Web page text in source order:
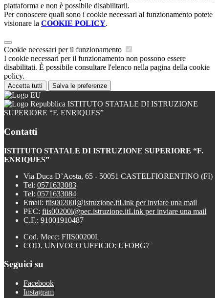
piattaforma e non è possibile disabilitarli.
Per conoscere quali sono i cookie necessari al funzionamento potete
visionare la COOKIE POLICY.
Cookie necessari per il funzionamento
I cookie necessari per il funzionamento non possono essere
disabilitati. È possibile consultare l'elenco nella pagina della cookie
policy.
Accetta tutti Salva le preferenze
ISTITUTO STATALE DI ISTRUZIONE
SUPERIORE “F. ENRIQUES”
Contatti
ISTITUTO STATALE DI ISTRUZIONE SUPERIORE “F.
ENRIQUES”
Via Duca D’Aosta, 65 - 50051 CASTELFIORENTINO (FI)
Tel: 0571633083
Tel: 0571633084
Email: fiis00200l@istruzione.itLink per inviare una mail
PEC: fiis00200l@pec.istruzione.itLink per inviare una mail
C.F.: 91001910487
Cod. Mecc: FIIS00200L
COD. UNIVOCO UFFICIO: UFOBG7
Seguici su
Facebook
Instagram